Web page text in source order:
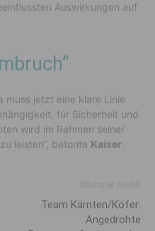
Auswirkungen auf
muss jetzt eine klare Linie
für Sicherheit und
wird im Rahmen seiner
leisten“, betonte Kaiser
Team Kärnten/Köfer:
Angedrohte